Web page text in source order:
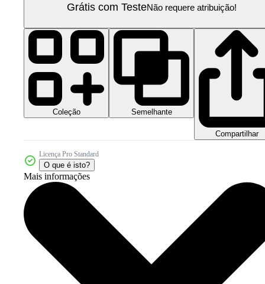
Grátis com TesteNão requere atribuição!
Coleção Semelhante
Compartilhar
Licença Pro Standard
O que é isto?
Mais informações